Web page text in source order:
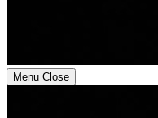
Menu Close